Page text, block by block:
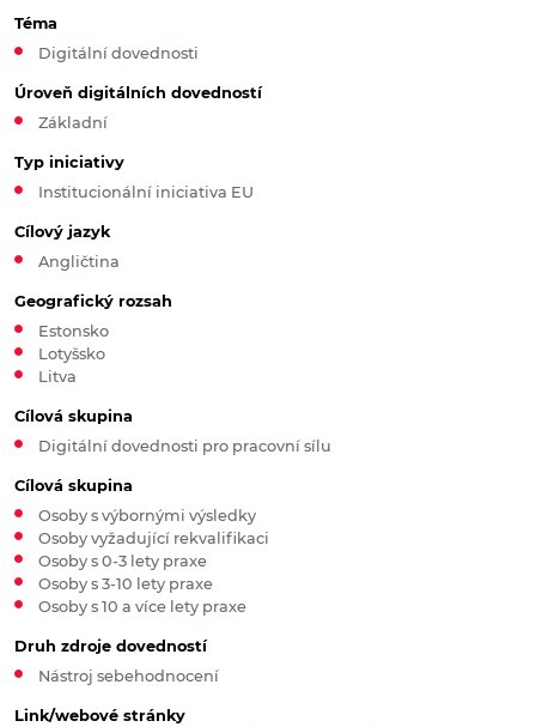
Téma
Digitální dovednosti
Úroveň digitálních dovedností
Základní
Typ iniciativy
Institucionální iniciativa EU
Cílový jazyk
Angličtina
Geografický rozsah
Estonsko
Lotyšsko
Litva
Cílová skupina
Digitální dovednosti pro pracovní sílu
Cílová skupina
Osoby s výbornými výsledky
Osoby vyžadující rekvalifikaci
Osoby s 0-3 lety praxe
Osoby s 3-10 lety praxe
Osoby s 10 a více lety praxe
Druh zdroje dovedností
Nástroj sebehodnocení
Link/webové stránky